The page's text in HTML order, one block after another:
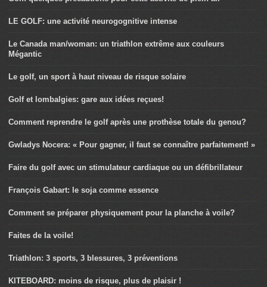
LE GOLF: une activité neurogognitive intense
Le Canada man/woman: un triathlon extrême aux couleurs
Mégantic
Le golf, un sport à haut niveau de risque solaire
Golf et lombalgies: gare aux idées reçues!
Comment reprendre le golf après une prothèse totale du genou?
Gwladys Nocera: « Pour gagner, il faut se connaître parfaitement! »
Faire du golf avec un stimulateur cardiaque ou un défibrillateur
François Gabart: le soja comme essence
Comment se préparer physiquement pour la planche à voile?
Faites de la voile!
Triathlon: 3 sports, 3 blessures, 3 préventions
KITEBOARD: moins de risque, plus de plaisir !